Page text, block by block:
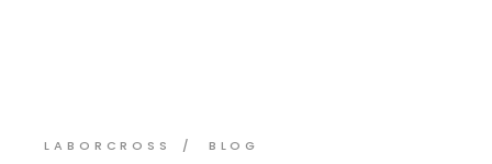
LABORCROSS BLOG